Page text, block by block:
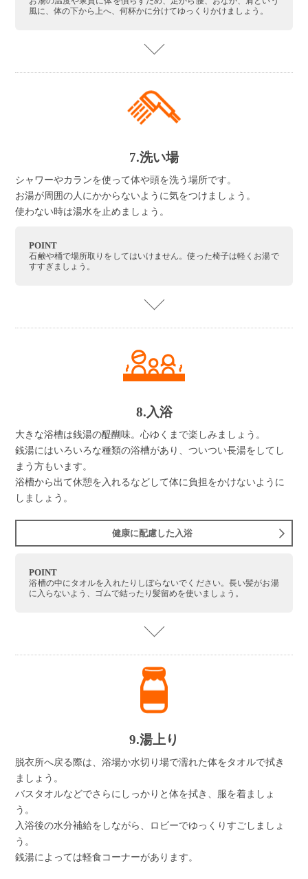
風に、体の下から上へ、何杯かに分けてゆっくりかけましょう。
7.洗い場
シャワーやカランを使って体や頭を洗う場所です。
お湯が周囲の人にかからないように気をつけましょう。
使わない時は湯水を止めましょう。
POINT
石鹸や桶で場所取りをしてはいけません。使った椅子は軽くお湯で
すすぎましょう。
8.入浴
大きな浴槽は銭湯の醍醐味。心ゆくまで楽しみましょう。
銭湯にはいろいろな種類の浴槽があり、ついつい長湯をしてし
まう方もいます。
浴槽から出て休憩を入れるなどして体に負担をかけないように
しましょう。
健康に配慮した入浴
POINT
浴槽の中にタオルを入れたりしぼらないでください。長い髪がお湯
に入らないよう、ゴムで結ったり髪留めを使いましょう。
9.湯上り
脱衣所へ戻る際は、浴場か水切り場で濡れた体をタオルで拭き
ましょう。
バスタオルなどでさらにしっかりと体を拭き、服を着ましょ
う。
入浴後の水分補給をしながら、ロビーでゆっくりすごしましょ
う。
銭湯によっては軽食コーナーがあります。